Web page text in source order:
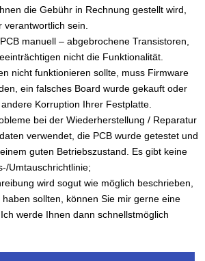
die Gebühr in Rechnung gestellt wird,
verantwortlich sein.
manuell – abgebrochene Transistoren,
nicht die Funktionalität.
nicht funktionieren sollte, muss Firmware
ein falsches Board wurde gekauft oder
Korruption Ihrer Festplatte.
bei der Wiederherstellung / Reparatur
verwendet, die PCB wurde getestet und
guten Betriebszustand. Es gibt keine
Umtauschrichtlinie;
wird sogut wie möglich beschrieben,
sollten, können Sie mir gerne eine
werde Ihnen dann schnellstmöglich